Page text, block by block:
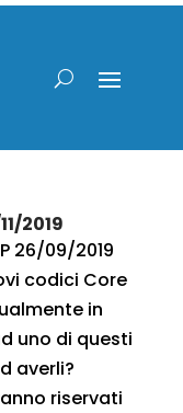
2019
26/09/2019
codici Core
in
uno di questi
averli?
riservati